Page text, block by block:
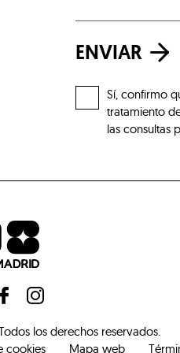
ENVIAR
Sí, confirmo
tratamiento
las consultas
los derechos reservados
cookies Mapa web